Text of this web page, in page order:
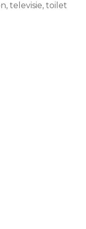
televisie, toilet